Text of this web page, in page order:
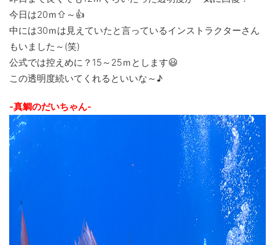
今日は20ｍ⇧～👍
中には30ｍは見えていたと言っているインストラクターさん
もいました～(笑)
公式では控えめに？15～25ｍとします😃
この透明度続いてくれるといいな～♪
-真鯛のだいちゃん-